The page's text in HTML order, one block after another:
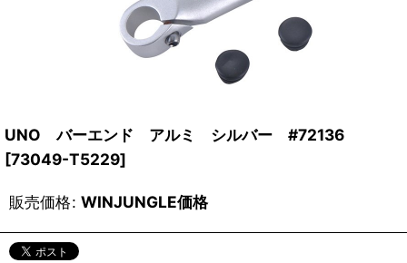
UNO バーエンド アルミ シルバー #72136
[73049-T5229]
販売価格: WINJUNGLE価格